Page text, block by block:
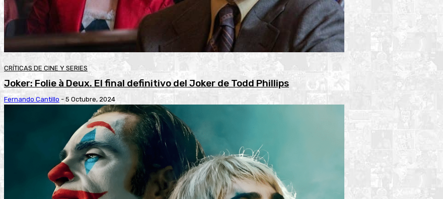
CRÍTICAS DE CINE Y SERIES
Joker: Folie à Deux. El final definitivo del Joker de Todd Phillips
Fernando Cantillo - 5 Octubre, 2024